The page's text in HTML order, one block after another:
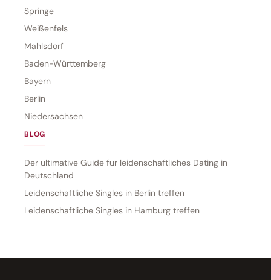
Springe
Weißenfels
Mahlsdorf
Baden-Württemberg
Bayern
Berlin
Niedersachsen
BLOG
Der ultimative Guide fur leidenschaftliches Dating in
Deutschland
Leidenschaftliche Singles in Berlin treffen
Leidenschaftliche Singles in Hamburg treffen